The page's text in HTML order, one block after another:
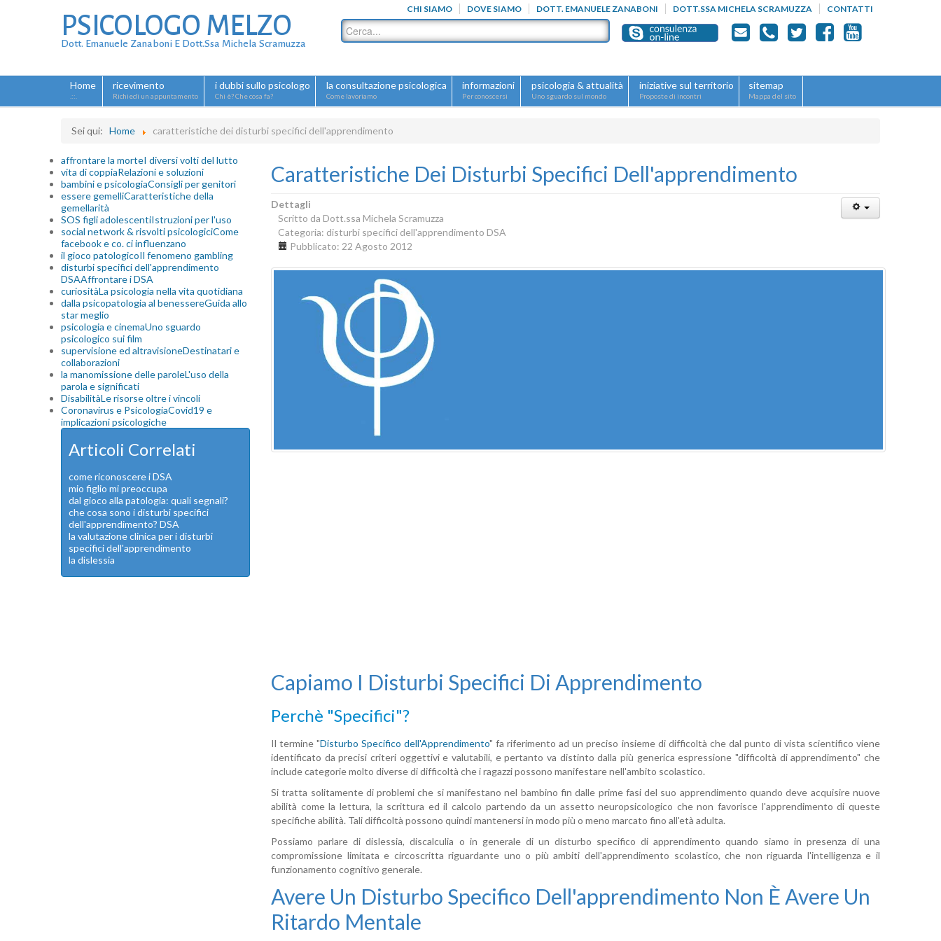
CHI SIAMO DOVE SIAMO DOTT. EMANUELE ZANABONI DOTT.SSA MICHELA SCRAMUZZA CONTATTI
PSICOLOGO MELZO
Dott. Emanuele Zanaboni E Dott.ssa Michela Scramuzza
Home
.::.
ricevimento
Richiedi un appuntamento
i dubbi sullo psicologo
Chi è? Che cosa fa?
la consultazione psicologica
Come lavoriamo
informazioni
Per conoscersi
psicologia & attualità
Uno sguardo sul mondo
iniziative sul territorio
Proposte di incontri
sitemap
Mappa del sito
Sei qui: Home caratteristiche dei disturbi specifici dell'apprendimento
affrontare la morteI diversi volti del lutto
vita di coppiaRelazioni e soluzioni
bambini e psicologiaConsigli per genitori
essere gemelliCaratteristiche della
gemellarità
SOS figli adolescentiIstruzioni per l'uso
social network & risvolti psicologiciCome
facebook e co. ci influenzano
il gioco patologicoIl fenomeno gambling
disturbi specifici dell'apprendimento
DSAAffrontare i DSA
curiositàLa psicologia nella vita quotidiana
dalla psicopatologia al benessereGuida allo
star meglio
psicologia e cinemaUno sguardo
psicologico sui film
supervisione ed altravisioneDestinatari e
collaborazioni
la manomissione delle paroleL'uso della
parola e significati
DisabilitàLe risorse oltre i vincoli
Coronavirus e PsicologiaCovid19 e
implicazioni psicologiche
Articoli Correlati
come riconoscere i DSA
mio figlio mi preoccupa
dal gioco alla patologia: quali segnali?
che cosa sono i disturbi specifici
dell'apprendimento? DSA
la valutazione clinica per i disturbi
specifici dell'apprendimento
la dislessia
Caratteristiche Dei Disturbi Specifici Dell'apprendimento
Dettagli
Scritto da Dott.ssa Michela Scramuzza
Categoria: disturbi specifici dell'apprendimento DSA
Pubblicato: 22 Agosto 2012
Capiamo I Disturbi Specifici Di Apprendimento
Perchè "specifici"?
Il termine "Disturbo Specifico dell'Apprendimento" fa riferimento ad un preciso insieme di difficoltà che dal punto di vista scientifico viene
identificato da precisi criteri oggettivi e valutabili, e pertanto va distinto dalla più generica espressione "difficoltà di apprendimento" che
include categorie molto diverse di difficoltà che i ragazzi possono manifestare nell'ambito scolastico.
Si tratta solitamente di problemi che si manifestano nel bambino fin dalle prime fasi del suo apprendimento quando deve acquisire nuove
abilità come la lettura, la scrittura ed il calcolo partendo da un assetto neuropsicologico che non favorisce l'apprendimento di queste
specifiche abilità. Tali difficoltà possono quindi mantenersi in modo più o meno marcato fino all'età adulta.
Possiamo parlare di dislessia, discalculia o in generale di un disturbo specifico di apprendimento quando siamo in presenza di una
compromissione limitata e circoscritta riguardante uno o più ambiti dell'apprendimento scolastico, che non riguarda l'intelligenza e il
funzionamento cognitivo generale.
Avere Un Disturbo Specifico Dell'apprendimento Non È Avere Un
Ritardo Mentale